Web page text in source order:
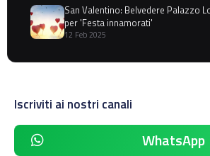
San Valentino: Belvedere Palazzo
per 'Festa innamorati'
12 Feb 2025
Iscriviti ai nostri canali
WhatsApp